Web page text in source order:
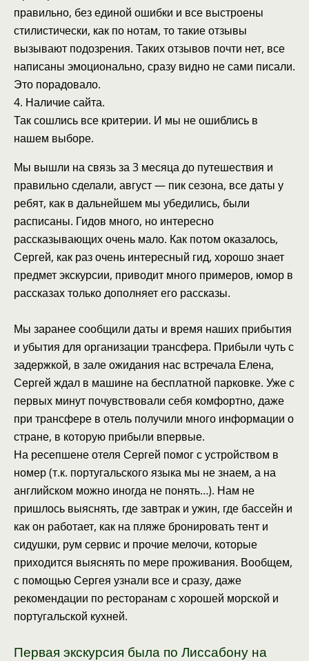
правильно, без единой ошибки и все выстроены
стилистически, как по нотам, то такие отзывы
вызывают подозрения. Таких отзывов почти нет, все
написаны эмоционально, сразу видно не сами писали.
Это порадовало.
4. Наличие сайта.
Так сошлись все критерии. И мы не ошиблись в
нашем выборе.
Мы вышли на связь за 3 месяца до путешествия и
правильно сделали, август — пик сезона, все даты у
ребят, как в дальнейшем мы убедились, были
расписаны. Гидов много, но интересно
рассказывающих очень мало. Как потом оказалось,
Сергей, как раз очень интересный гид, хорошо знает
предмет экскурсии, приводит много примеров, юмор в
рассказах только дополняет его рассказы.
Мы заранее сообщили даты и время наших прибытия
и убытия для организации трансфера. Прибыли чуть с
задержкой, в зале ожидания нас встречала Елена,
Сергей ждал в машине на бесплатной парковке. Уже с
первых минут почувствовали себя комфортно, даже
при трансфере в отель получили много информации о
стране, в которую прибыли впервые.
На ресепшене отеля Сергей помог с устройством в
номер (т.к. португальского языка мы не знаем, а на
английском можно иногда не понять…). Нам не
пришлось выяснять, где завтрак и ужин, где бассейн и
как он работает, как на пляже бронировать тент и
сидушки, рум сервис и прочие мелочи, которые
приходится выяснять по мере проживания. Вообщем,
с помощью Сергея узнали все и сразу, даже
рекомендации по ресторанам с хорошей морской и
португальской кухней.
Первая экскурсия была по Лиссабону на